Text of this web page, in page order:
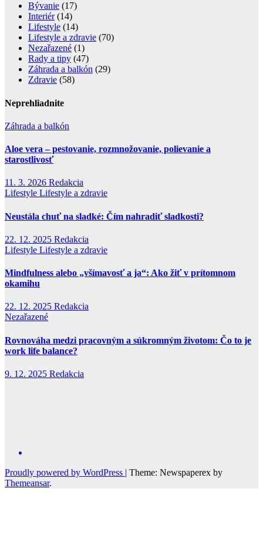
Bývanie (17)
Interiér(14)
Lifestyle (14)
Lifestyle a zdravie (70)
Nezařazené (1)
Rady a tipy (47)
Záhrada a balkón (29)
Zdravie (58)
Neprehliadnite
Záhrada a balkón
Aloe vera – pestovanie, rozmnožovanie, polievanie a
starostlivosť
11. 3. 2026 Redakcia
Lifestyle Lifestyle a zdravie
Neustála chuť na sladké: Čím nahradiť sladkosti?
22. 12. 2025 Redakcia
Lifestyle Lifestyle a zdravie
Mindfulness alebo „všímavosť a ja“: Ako žiť v prítomnom
okamihu
22. 12. 2025 Redakcia
Nezařazené
Rovnováha medzi pracovným a súkromným životom: Čo to je
work life balance?
9. 12. 2025 Redakcia
Proudly powered by WordPress | Theme: Newspaperex by
Themeansar.